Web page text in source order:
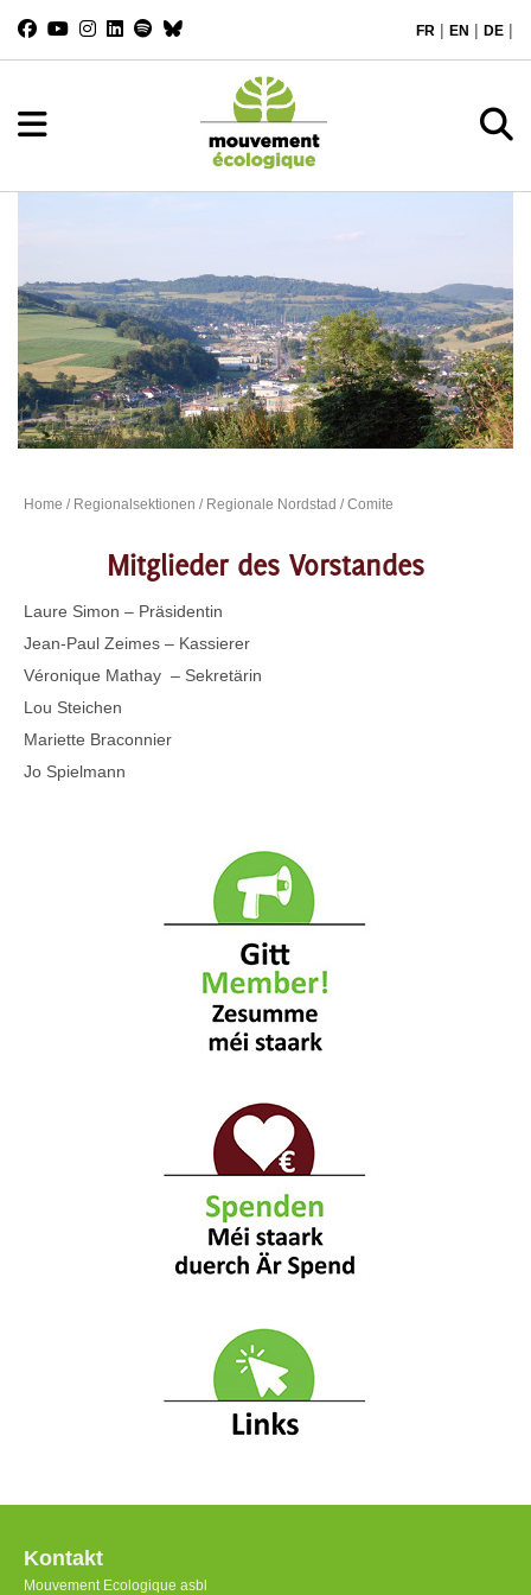
FR | EN | DE |
Home / Regionalsektionen / Regionale Nordstad / Comite
Mitglieder des Vorstandes
Laure Simon – Präsidentin
Jean-Paul Zeimes – Kassierer
Véronique Mathay – Sekretärin
Lou Steichen
Mariette Braconnier
Jo Spielmann
Kontakt
Mouvement Ecologique asbl